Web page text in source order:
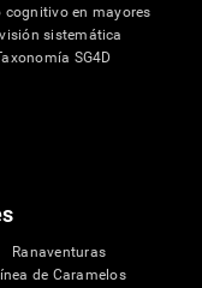
cognitivo en mayores
sistemática
SG4D
Ranaventuras
de Caramelos